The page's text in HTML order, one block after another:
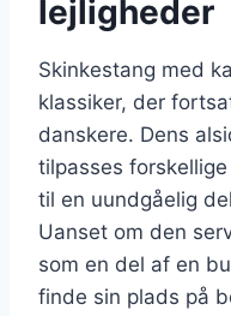
lejligheder
Skinkestang med
klassiker, der
danskere. Dens
tilpasses
til en uundgåelig
Uanset om den
som en del af en
finde sin plads på